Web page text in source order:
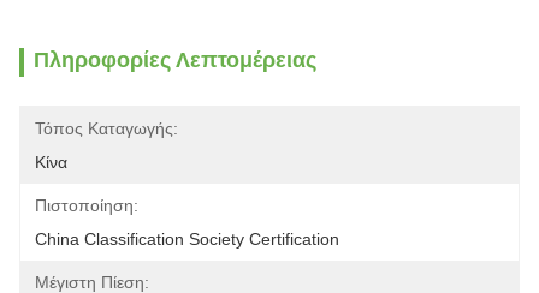
Πληροφορίες Λεπτομέρειας
Τόπος Καταγωγής:
Κίνα
Πιστοποίηση:
China Classification Society Certification
Μέγιστη Πίεση: